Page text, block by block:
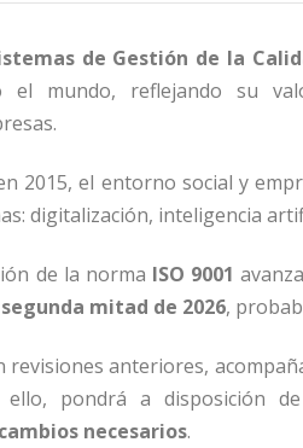
de Gestión de la
el mundo, reflejando su
2015, el entorno social y
digitalización, inteligencia
de la norma ISO 9001
segunda mitad de 2026,
revisiones anteriores,
pondrá a disposición
necesarios.